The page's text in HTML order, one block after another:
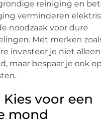
reiniging en
verminderen
noodzaak voor dure
Met merken
investeer je niet
maar bespaar je ook op
Kies voor een
mond